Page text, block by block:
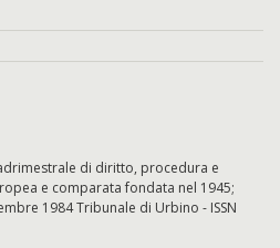
di diritto, procedura e
e comparata fondata nel 1945;
1984 Tribunale di Urbino - ISSN